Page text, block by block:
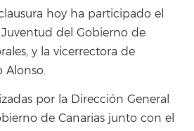
hoy ha participado el
del Gobierno de
y la vicerrectora de
Alonso.
por la Dirección General
de Canarias junto con el